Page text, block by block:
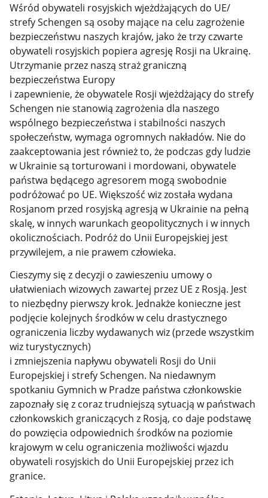
Wśród obywateli rosyjskich wjeżdżających do UE/
strefy Schengen są osoby mające na celu zagrożenie
bezpieczeństwu naszych krajów, jako że trzy czwarte
obywateli rosyjskich popiera agresję Rosji na Ukrainę.
Utrzymanie przez naszą straż graniczną
bezpieczeństwa Europy
i zapewnienie, że obywatele Rosji wjeżdżający do strefy
Schengen nie stanowią zagrożenia dla naszego
wspólnego bezpieczeństwa i stabilności naszych
społeczeństw, wymaga ogromnych nakładów. Nie do
zaakceptowania jest również to, że podczas gdy ludzie
w Ukrainie są torturowani i mordowani, obywatele
państwa będącego agresorem mogą swobodnie
podróżować po UE. Większość wiz została wydana
Rosjanom przed rosyjską agresją w Ukrainie na pełną
skalę, w innych warunkach geopolitycznych i w innych
okolicznościach. Podróż do Unii Europejskiej jest
przywilejem, a nie prawem człowieka.
Cieszymy się z decyzji o zawieszeniu umowy o
ułatwieniach wizowych zawartej przez UE z Rosją. Jest
to niezbędny pierwszy krok. Jednakże konieczne jest
podjęcie kolejnych środków w celu drastycznego
ograniczenia liczby wydawanych wiz (przede wszystkim
wiz turystycznych)
i zmniejszenia napływu obywateli Rosji do Unii
Europejskiej i strefy Schengen. Na niedawnym
spotkaniu Gymnich w Pradze państwa członkowskie
zapoznały się z coraz trudniejszą sytuacją w państwach
członkowskich graniczących z Rosją, co daje podstawę
do powzięcia odpowiednich środków na poziomie
krajowym w celu ograniczenia możliwości wjazdu
obywateli rosyjskich do Unii Europejskiej przez ich
granice.